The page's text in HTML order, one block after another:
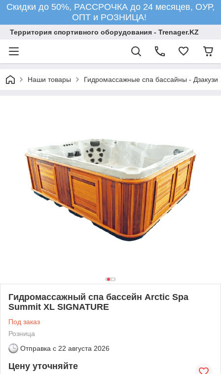
Скидки до 50%, РАССРОЧКА до 24 месяцев, ОУР,
ОПТ и РОЗНИЦА!
Территория спортивного оборудования - Trenager.KZ
Наши товары Гидромассажные спа бассайны - Дзакузи
Гидромассажный спа бассейн Arctic Spa
Summit XL SIGNATURE
Под заказ
Розница
Отправка с 22 августа 2026
Цену уточняйте